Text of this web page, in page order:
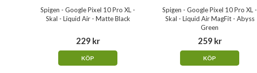
Spigen - Google Pixel 10 Pro XL -
Skal - Liquid Air - Matte Black
229 kr
KÖP
Spigen - Google Pixel 10 Pro XL -
Skal - Liquid Air MagFit - Abyss
Green
259 kr
KÖP